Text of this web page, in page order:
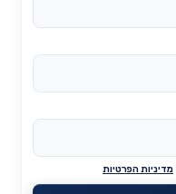
מדיניות הפרטיות